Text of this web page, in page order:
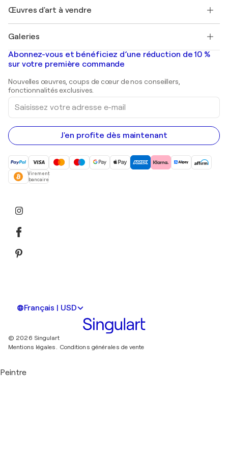
Découvrez une sélection d'art original
Marc Chagall
Banksy
Mr. Brainwash
Shepard Fairey
Œuvres d'art à vendre
Tableaux abstraits à vendre
Peintures de paysage
Estampes
Peintures acryliques
Galeries
Galeries d'art en France
Galeries d'art en Belgique
Abonnez-vous et bénéficiez d’une réduction de 10 %
sur votre première commande
Nouvelles œuvres, coups de cœur de nos conseillers,
fonctionnalités exclusives.
Saisissez
votre
adresse
e-
mail
J'en profite dès maintenant
Virement
bancaire
Français | USD
© 2026 Singulart
Mentions légales.
Conditions générales de vente
Peintre